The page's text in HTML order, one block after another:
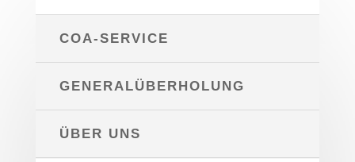
COA-SERVICE
GENERALÜBERHOLUNG
ÜBER UNS